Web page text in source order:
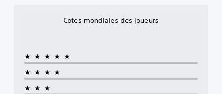
Cotes mondiales des joueurs
★★★★★
★★★★
★★★